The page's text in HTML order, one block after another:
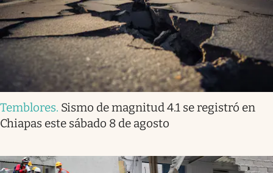
Temblores. Sismo de magnitud 4.1 se registró en
Chiapas este sábado 8 de agosto